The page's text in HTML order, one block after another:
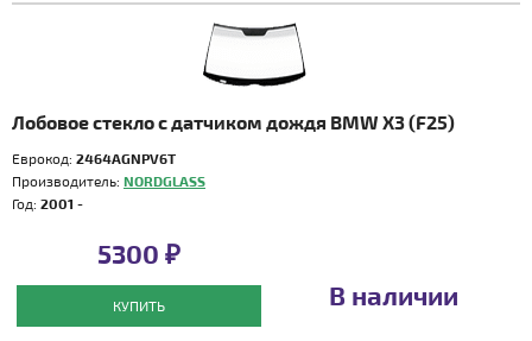
Лобовое стекло с датчиком дождя BMW X3 (F25)
Еврокод: 2464AGNPV6T
Производитель: NORDGLASS
Год: 2001 -
5300 ₽
КУПИТЬ В наличии